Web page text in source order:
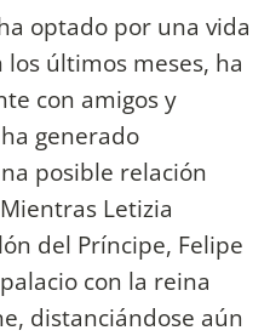
optado por una vida
los últimos meses, ha
con amigos y
generado
posible relación
Letizia
del Príncipe, Felipe
con la reina
distanciándose aún